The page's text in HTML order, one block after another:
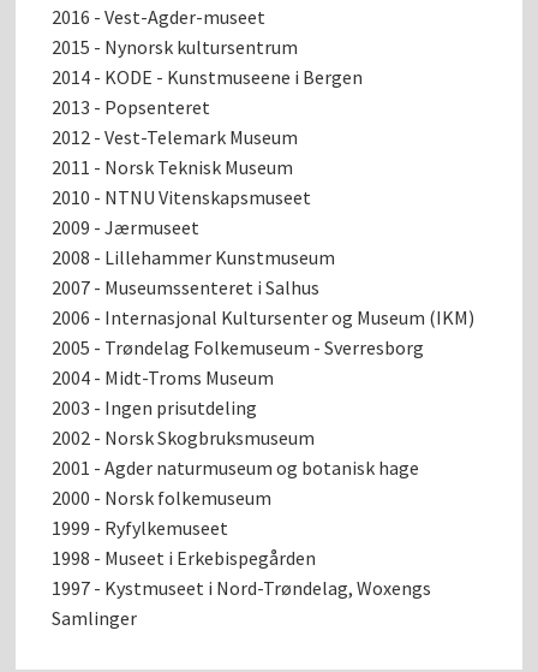
2016 - Vest-Agder-museet
2015 - Nynorsk kultursentrum
2014 - KODE - Kunstmuseene i Bergen
2013 - Popsenteret
2012 - Vest-Telemark Museum
2011 - Norsk Teknisk Museum
2010 - NTNU Vitenskapsmuseet
2009 - Jærmuseet
2008 - Lillehammer Kunstmuseum
2007 - Museumssenteret i Salhus
2006 - Internasjonal Kultursenter og Museum (IKM)
2005 - Trøndelag Folkemuseum - Sverresborg
2004 - Midt-Troms Museum
2003 - Ingen prisutdeling
2002 - Norsk Skogbruksmuseum
2001 - Agder naturmuseum og botanisk hage
2000 - Norsk folkemuseum
1999 - Ryfylkemuseet
1998 - Museet i Erkebispegården
1997 - Kystmuseet i Nord-Trøndelag, Woxengs
Samlinger